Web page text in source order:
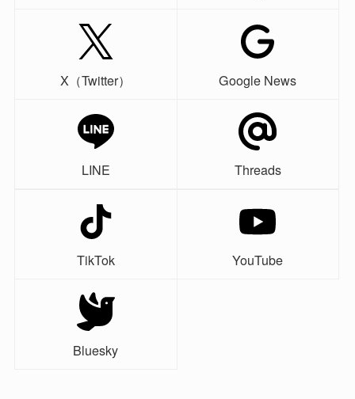
X（Twitter） Google News
LINE Threads
TikTok YouTube
Bluesky